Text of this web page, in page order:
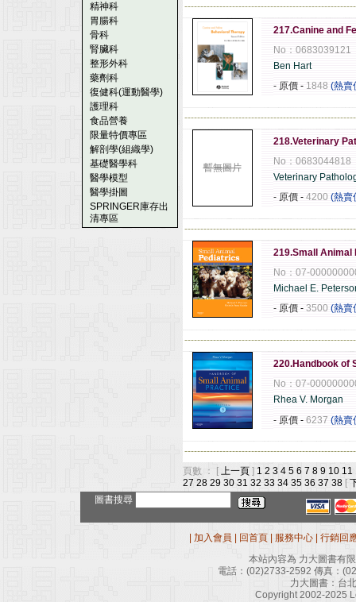
精神科
胃腸科
骨科
腎臟科
整形外科
藥劑科
復健科(運動醫學)
護理科
食品營養
限量特價專區
解剖學(組織學)
基礎醫學科
醫學模型
醫學掛圖
SPRINGER庫存出
清專區
217.Canine and
No：0683039121
Ben Hart
- 原價 - 1848 (熱賣
暫無圖片
218.Veterinary
No：0683044818
Veterinary
- 原價 - 4200 (熱賣
219.Small Animal
No：07-
Michael E.
- 原價 - 3500 (熱賣
220.Handbook of
No：07-
Rhea V. Morgan
- 原價 - 6237 (熱賣
頁數 ： [ 上一頁 ] 1 2 3 4 5 6 7 8 9 10 11
27 28 29 30 31 32 33 34 35 36 37 38 [
圖書搜尋
加入會員 回首頁 服務中心
行銷回
本站內容為 力大圖書有
電話： (02)2733-2592 傳真：
力大圖書：台
Copyright 2002-2025